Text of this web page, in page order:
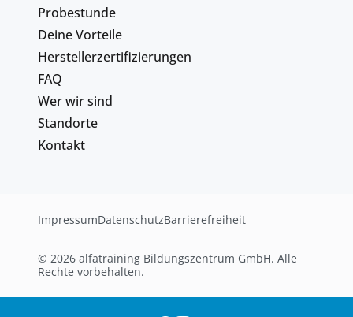
Probestunde
Deine Vorteile
Herstellerzertifizierungen
FAQ
Wer wir sind
Standorte
Kontakt
ImpressumDatenschutzBarrierefreiheit
© 2026 alfatraining Bildungszentrum GmbH. Alle
Rechte vorbehalten.